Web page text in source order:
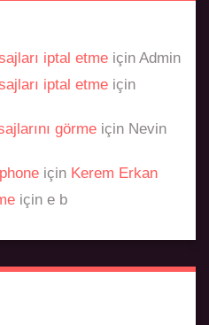
iptal etme için Admin
iptal etme için
görme için Nevin
için Kerem Erkan
için e b